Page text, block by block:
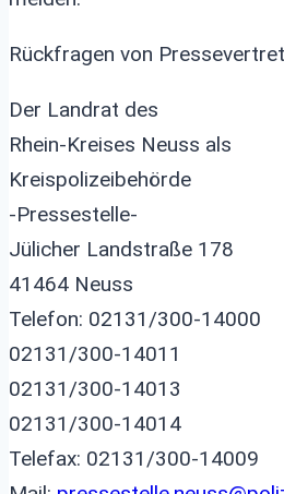
Rückfragen von
Der Landrat des
Rhein-Kreises Neuss als
Kreispolizeibehörde
-Pressestelle-
Jülicher Landstraße 178
41464 Neuss
Telefon: 02131/300-14000
02131/300-14011
02131/300-14013
02131/300-14014
Telefax: 02131/300-14009